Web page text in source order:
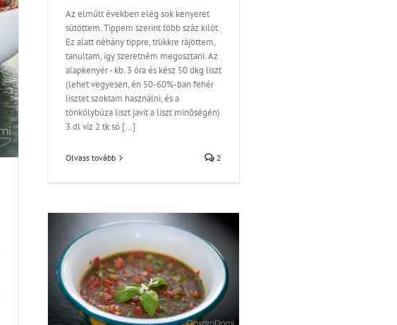
Az elmúlt években elég sok kenyeret
sütöttem. Tippem szerint több száz kilót.
Ez alatt néhány tippre, trükkre rájöttem,
tanultam, így szeretném megosztani. Az
alapkenyér - kb. 3 óra és kész 50 dkg liszt
(lehet vegyesen, én 50-60%-ban fehér
lisztet szoktam használni, és a
tönkölybúza liszt javít a liszt minőségén)
3 dl víz 2 tk só [...]
Olvass tovább 2